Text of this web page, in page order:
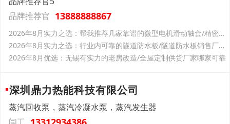
品牌推荐官 13888888867
2026年8月实力之选：帮我推荐几家靠谱的微型电机滑动轴套/精密耐磨滑动轴套定制厂家力荐-一丰粉末冶金
2026年8月实力之选：行业内可靠的隧道防水板/隧道防水板销售厂家分析报告
2026年8月优选：无锡有实力的老房改造/全屋定制供货厂家哪家可靠
深圳鼎力热能科技有限公司
蒸汽回收泵，蒸汽冷凝水泵，蒸汽发生器